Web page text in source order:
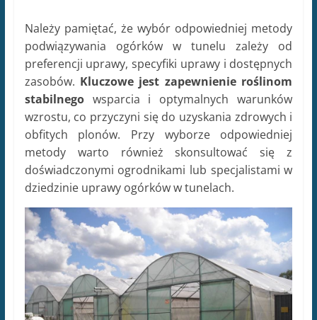
Należy pamiętać, że wybór odpowiedniej metody
podwiązywania ogórków w tunelu zależy od
preferencji uprawy, specyfiki uprawy i dostępnych
zasobów. Kluczowe jest zapewnienie roślinom
stabilnegowsparcia i optymalnych warunków
wzrostu, co przyczyni się do uzyskania zdrowych i
obfitych plonów. Przy wyborze odpowiedniej
metody warto również skonsultować się z
doświadczonymi ogrodnikami lub specjalistami w
dziedzinie uprawy ogórków w tunelach.